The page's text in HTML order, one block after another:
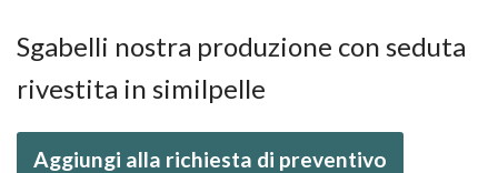
Sgabelli nostra produzione con seduta
rivestita in similpelle
Aggiungi alla richiesta di preventivo